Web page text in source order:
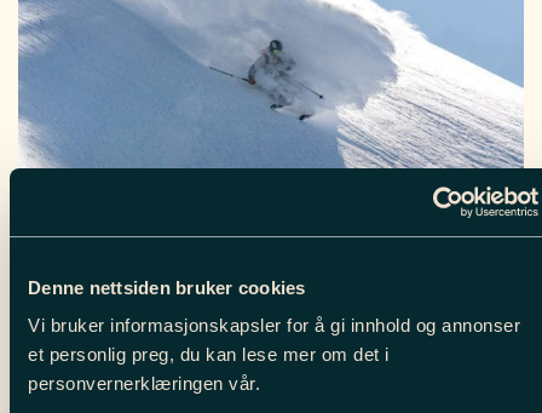
Denne nettsiden bruker cookies
Vi bruker informasjonskapsler for å gi innhold og annonser
et personlig preg, du kan lese mer om det i
personvernerklæringen vår.